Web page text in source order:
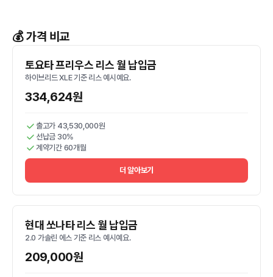
💰 가격 비교
토요타 프리우스 리스 월 납입금
하이브리드 XLE 기준 리스 예시예요.
334,624원
출고가 43,530,000원
선납금 30%
계약기간 60개월
더 알아보기
현대 쏘나타 리스 월 납입금
2.0 가솔린 에스 기준 리스 예시예요.
209,000원